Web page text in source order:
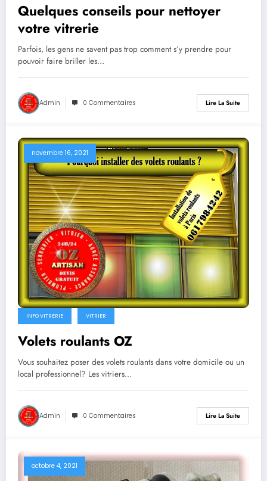
Quelques conseils pour nettoyer
votre vitrerie
Parfois, les gens ne savent pas trop comment s’y prendre pour
pouvoir faire briller les…
Admin 0 Commentaires Lire La Suite
novembre 16, 2021
INFO VITRERIE VITRIER
Volets roulants OZ
Vous souhaitez poser des volets roulants dans votre domicile ou un
local professionnel? Les vitriers…
Admin 0 Commentaires Lire La Suite
octobre 4, 2021